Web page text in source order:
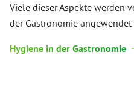
Viele dieser Aspekte werden
der Gastronomie
Hygiene in der Gastronomie